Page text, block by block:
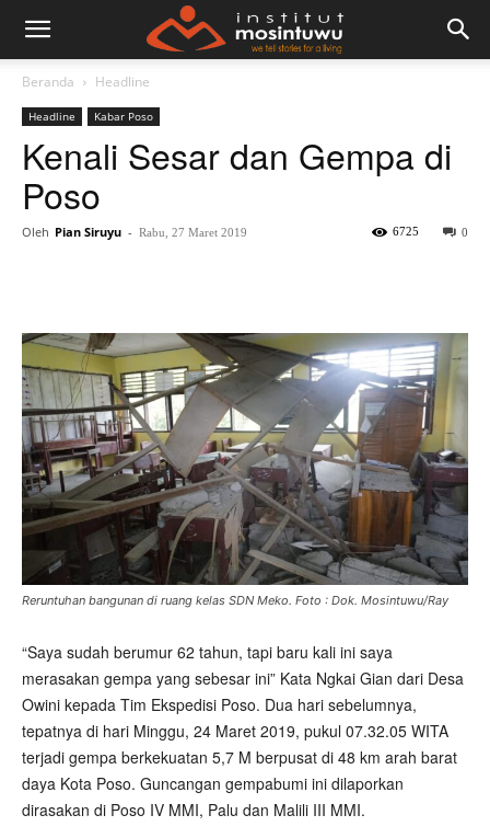
Beranda Headline
Headline Kabar Poso
Kenali Sesar dan Gempa di
Poso
Oleh Pian Siruyu - Rabu, 27 Maret 2019 0
6725
Reruntuhan bangunan di ruang kelas SDN Meko. Foto : Dok. Mosintuwu/Ray
“Saya sudah berumur 62 tahun, tapi baru kali ini saya
merasakan gempa yang sebesar ini” Kata Ngkai Gian dari Desa
Owini kepada Tim Ekspedisi Poso. Dua hari sebelumnya,
tepatnya di hari Minggu, 24 Maret 2019, pukul 07.32.05 WITA
terjadi gempa berkekuatan 5,7 M berpusat di 48 km arah barat
daya Kota Poso. Guncangan gempabumi ini dilaporkan
dirasakan di Poso IV MMI, Palu dan Malili III MMI.